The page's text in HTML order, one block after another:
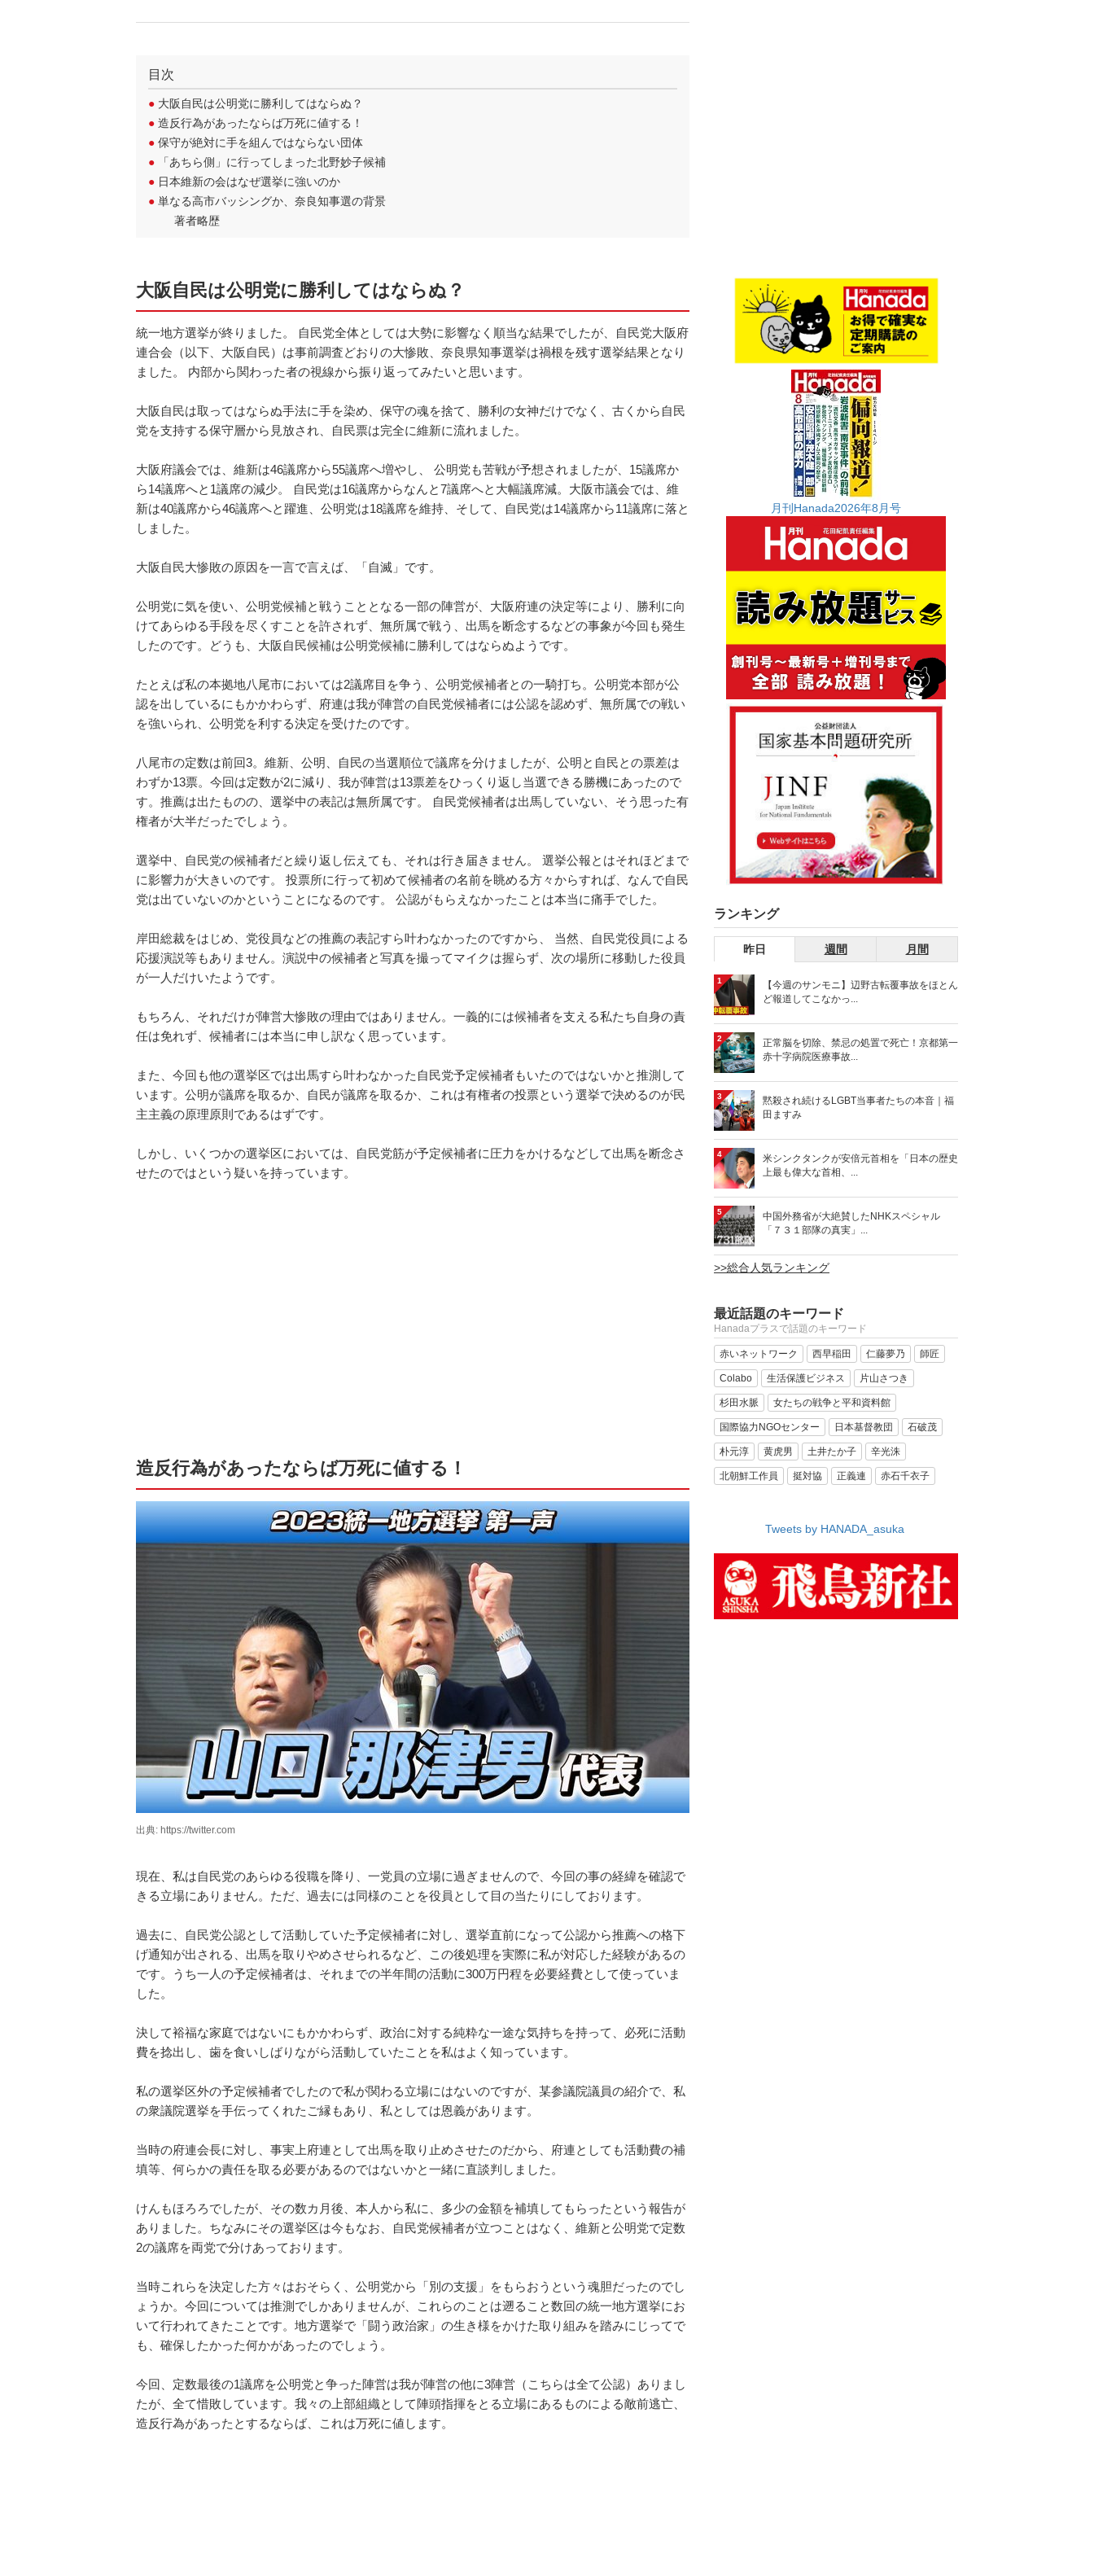
目次
● 大阪自民は公明党に勝利してはならぬ？
● 造反行為があったならば万死に値する！
● 保守が絶対に手を組んではならない団体
● 「あちら側」に行ってしまった北野妙子候補
● 日本維新の会はなぜ選挙に強いのか
● 単なる高市バッシングか、奈良知事選の背景
著者略歴
大阪自民は公明党に勝利してはならぬ？
統一地方選挙が終りました。 自民党全体としては大勢に影響なく順当な結果でしたが、自民党大阪府
連合会（以下、大阪自民）は事前調査どおりの大惨敗、奈良県知事選挙は禍根を残す選挙結果となり
ました。 内部から関わった者の視線から振り返ってみたいと思います。
大阪自民は取ってはならぬ手法に手を染め、保守の魂を捨て、勝利の女神だけでなく、古くから自民
党を支持する保守層から見放され、自民票は完全に維新に流れました。
大阪府議会では、維新は46議席から55議席へ増やし、 公明党も苦戦が予想されましたが、15議席か
ら14議席へと1議席の減少。 自民党は16議席からなんと7議席へと大幅議席減。大阪市議会では、維
新は40議席から46議席へと躍進、公明党は18議席を維持、そして、自民党は14議席から11議席に落と
しました。
大阪自民大惨敗の原因を一言で言えば、「自滅」です。
公明党に気を使い、公明党候補と戦うこととなる一部の陣営が、大阪府連の決定等により、勝利に向
けてあらゆる手段を尽くすことを許されず、無所属で戦う、出馬を断念するなどの事象が今回も発生
したのです。どうも、大阪自民候補は公明党候補に勝利してはならぬようです。
たとえば私の本拠地八尾市においては2議席目を争う、公明党候補者との一騎打ち。公明党本部が公
認を出しているにもかかわらず、府連は我が陣営の自民党候補者には公認を認めず、無所属での戦い
を強いられ、公明党を利する決定を受けたのです。
八尾市の定数は前回3。維新、公明、自民の当選順位で議席を分けましたが、公明と自民との票差は
わずか13票。今回は定数が2に減り、我が陣営は13票差をひっくり返し当選できる勝機にあったので
す。推薦は出たものの、選挙中の表記は無所属です。 自民党候補者は出馬していない、そう思った有
権者が大半だったでしょう。
選挙中、自民党の候補者だと繰り返し伝えても、それは行き届きません。 選挙公報とはそれほどまで
に影響力が大きいのです。 投票所に行って初めて候補者の名前を眺める方々からすれば、なんで自民
党は出ていないのかということになるのです。 公認がもらえなかったことは本当に痛手でした。
岸田総裁をはじめ、党役員などの推薦の表記すら叶わなかったのですから、 当然、自民党役員による
応援演説等もありません。演説中の候補者と写真を撮ってマイクは握らず、次の場所に移動した役員
が一人だけいたようです。
もちろん、それだけが陣営大惨敗の理由ではありません。一義的には候補者を支える私たち自身の責
任は免れず、候補者には本当に申し訳なく思っています。
また、今回も他の選挙区では出馬すら叶わなかった自民党予定候補者もいたのではないかと推測して
います。公明が議席を取るか、自民が議席を取るか、これは有権者の投票という選挙で決めるのが民
主主義の原理原則であるはずです。
しかし、いくつかの選挙区においては、自民党筋が予定候補者に圧力をかけるなどして出馬を断念さ
せたのではという疑いを持っています。
造反行為があったならば万死に値する！
出典: https://twitter.com
現在、私は自民党のあらゆる役職を降り、一党員の立場に過ぎませんので、今回の事の経緯を確認で
きる立場にありません。ただ、過去には同様のことを役員として目の当たりにしております。
過去に、自民党公認として活動していた予定候補者に対し、選挙直前になって公認から推薦への格下
げ通知が出される、出馬を取りやめさせられるなど、この後処理を実際に私が対応した経験があるの
です。うち一人の予定候補者は、それまでの半年間の活動に300万円程を必要経費として使っていま
した。
決して裕福な家庭ではないにもかかわらず、政治に対する純粋な一途な気持ちを持って、必死に活動
費を捻出し、歯を食いしばりながら活動していたことを私はよく知っています。
私の選挙区外の予定候補者でしたので私が関わる立場にはないのですが、某参議院議員の紹介で、私
の衆議院選挙を手伝ってくれたご縁もあり、私としては恩義があります。
当時の府連会長に対し、事実上府連として出馬を取り止めさせたのだから、府連としても活動費の補
填等、何らかの責任を取る必要があるのではないかと一緒に直談判しました。
けんもほろろでしたが、その数カ月後、本人から私に、多少の金額を補填してもらったという報告が
ありました。ちなみにその選挙区は今もなお、自民党候補者が立つことはなく、維新と公明党で定数
2の議席を両党で分けあっております。
当時これらを決定した方々はおそらく、公明党から「別の支援」をもらおうという魂胆だったのでし
ょうか。今回については推測でしかありませんが、これらのことは遡ること数回の統一地方選挙にお
いて行われてきたことです。地方選挙で「闘う政治家」の生き様をかけた取り組みを踏みにじってで
も、確保したかった何かがあったのでしょう。
今回、定数最後の1議席を公明党と争った陣営は我が陣営の他に3陣営（こちらは全て公認）ありまし
たが、全て惜敗しています。我々の上部組織として陣頭指揮をとる立場にあるものによる敵前逃亡、
造反行為があったとするならば、これは万死に値します。
月刊Hanada2026年8月号
ランキング
昨日 週間 月間
1
【今週のサンモニ】辺野古転覆事故をほとん
ど報道してこなかっ...
2
正常脳を切除、禁忌の処置で死亡！京都第一
赤十字病院医療事故...
3
黙殺され続けるLGBT当事者たちの本音｜福
田ますみ
4
米シンクタンクが安倍元首相を「日本の歴史
上最も偉大な首相、...
5
中国外務省が大絶賛したNHKスペシャル
「７３１部隊の真実」...
>>総合人気ランキング
最近話題のキーワード
Hanadaプラスで話題のキーワード
赤いネットワーク 西早稲田 仁藤夢乃 師匠
Colabo 生活保護ビジネス 片山さつき
杉田水脈 女たちの戦争と平和資料館
国際協力NGOセンター 日本基督教団 石破茂
朴元淳 黄虎男 土井たか子 辛光洙
北朝鮮工作員 挺対協 正義連 赤石千衣子
Tweets by HANADA_asuka